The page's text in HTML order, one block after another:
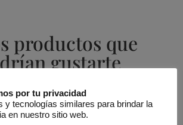
productos que
gustarte
relacionados
por tu privacidad
y tecnologías similares para brindar la
en nuestro sitio web.